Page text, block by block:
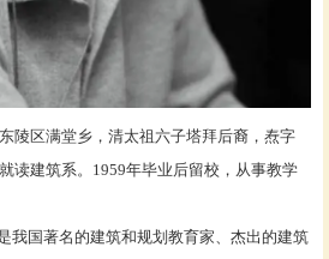
陵区满堂乡，清太祖六子塔拜后裔，焘字
读建筑系。1959年毕业后留校，从事教学
我国著名的建筑和规划教育家、杰出的建筑